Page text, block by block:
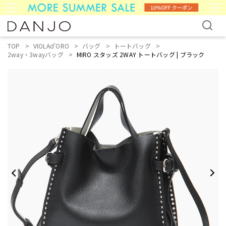
TOP VIOLAd'ORO バッグ
トートバッグ
2way・3wayバッグ
MIRO スタッズ 2WAY トートバッグ | ブラック